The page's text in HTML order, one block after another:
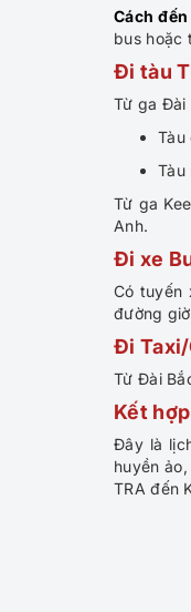
Cách
bus hoặc
Đi tàu
Từ ga Đài
Tàu
Tàu
Từ ga
Anh.
Đi xe
Có tuyến
đường
Đi Taxi/
Từ Đài
Kết
Đây là
huyền
TRA đến